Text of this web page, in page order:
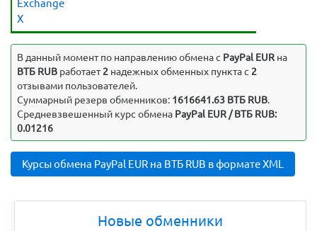
Exchange
X
В данный момент по направлению обмена c PayPal EURна
ВТБ RUBработает2надежных обменных пункта с 2
отзывами пользователей.
Суммарный резерв обменников: 1616641.63 ВТБ RUB.
Средневзвешенный курс обмена PayPal EUR / ВТБ RUB:
0.01216
Курсы обмена PayPal EUR на ВТБ RUB в формате XML
Новые обменники